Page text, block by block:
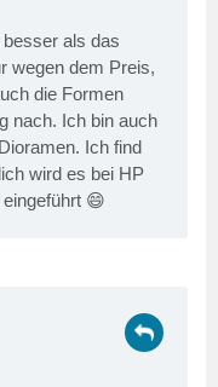
besser als das
wegen dem Preis,
die Formen
nach. Ich bin auch
Ich find
wird es bei HP
😄